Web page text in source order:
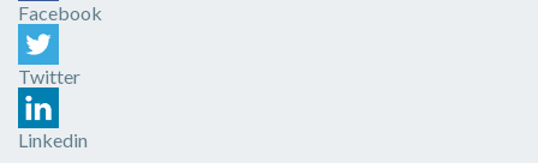
Facebook
Twitter
Linkedin